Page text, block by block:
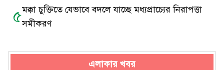
৫মক্কা চুক্তিতে যেভাবে বদলে যাচ্ছে মধ্যপ্রাচ্যের নিরাপত্তা
সমীকরণ
এলাকার খবর